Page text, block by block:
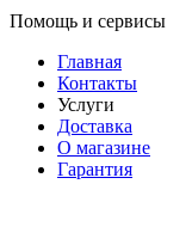
Помощь и сервисы
Главная
Контакты
Услуги
Доставка
О магазине
Гарантия